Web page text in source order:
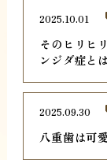
そのヒリヒ
ンジダ症とは
2025.10.01
八重歯は可
2025.09.30